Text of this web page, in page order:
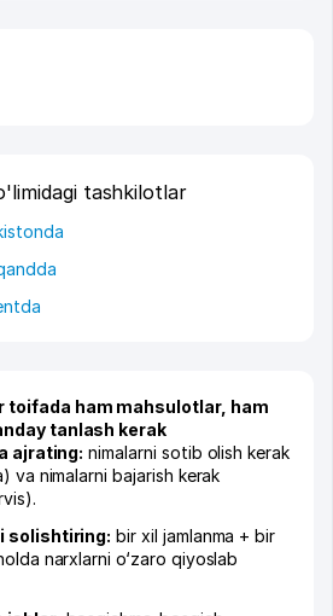
tashkilotlar
toifada ham mahsulotlar, ham
tanlash kerak
ajrating: nimalarni sotib olish kerak
va nimalarni bajarish kerak
solishtiring: bir xil jamlanma + bir
narxlarni o‘zaro qiyoslab